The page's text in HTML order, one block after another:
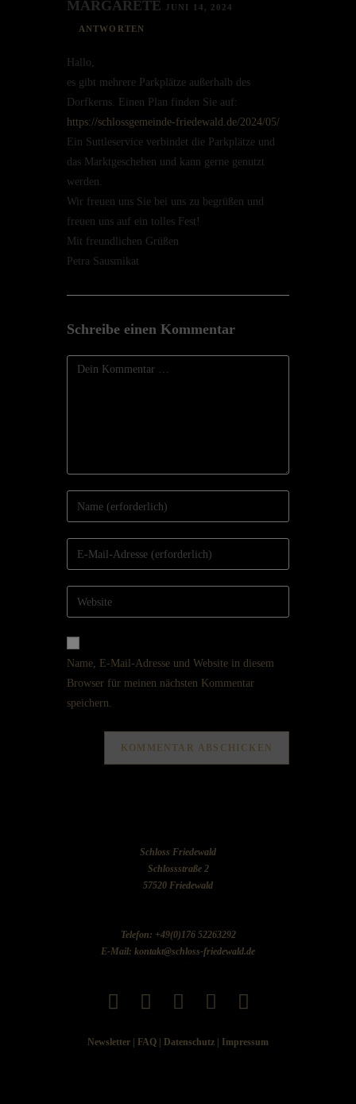
MARGARETE JUNI 14, 2024
ANTWORTEN
Hallo,
es gibt mehrere Parkplätze außer­halb des
Dorfkerns. Einen Plan finden Sie auf:
https://schlossgemeinde-friedewald.de/2024/05/
Ein Suttle­ser­vice verbin­det die Parkplätze und
das Markt­ge­sche­hen und kann gerne genutzt
werden.
Wir freuen uns Sie bei uns zu begrü­ßen und
freuen uns auf ein tolles Fest!
Mit freund­li­chen Grüßen
Petra Sausmikat
Schreibe einen Kommentar
Name, E-Mail-Adresse und Website in diesem
Browser für meinen nächsten Kommentar
speichern.
Schloss Friedewald
Schlossstraße 2
57520 Friedewald
Telefon: +49(0)176 52263292
E-Mail: kontakt@schloss-friedewald.de
Newsletter FAQ Datenschutz Impressum